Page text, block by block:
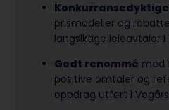
prismodeller og
langsiktige leieavtaler i
Godt renommé med
positive omtaler og
oppdrag utført i